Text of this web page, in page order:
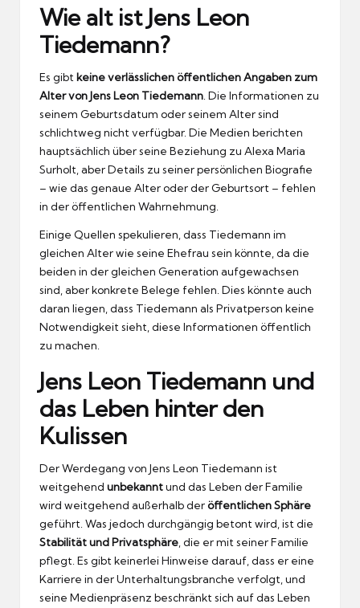
Wie alt ist Jens Leon
Tiedemann?
Es gibt keine verlässlichen öffentlichen Angaben zum
Alter von Jens Leon Tiedemann . Die Informationen zu
seinem Geburtsdatum oder seinem Alter sind
schlichtweg nicht verfügbar. Die Medien berichten
hauptsächlich über seine Beziehung zu Alexa Maria
Surholt, aber Details zu seiner persönlichen Biografie
– wie das genaue Alter oder der Geburtsort – fehlen
in der öffentlichen Wahrnehmung.
Einige Quellen spekulieren, dass Tiedemann im
gleichen Alter wie seine Ehefrau sein könnte, da die
beiden in der gleichen Generation aufgewachsen
sind, aber konkrete Belege fehlen. Dies könnte auch
daran liegen, dass Tiedemann als Privatperson keine
Notwendigkeit sieht, diese Informationen öffentlich
zu machen.
Jens Leon Tiedemann und
das Leben hinter den
Kulissen
Der Werdegang von Jens Leon Tiedemann ist
weitgehend unbekanntund das Leben der Familie
wird weitgehend außerhalb deröffentlichen Sphäre
geführt. Was jedoch durchgängig betont wird, ist die
Stabilität und Privatsphäre , die er mit seiner Familie
pflegt. Es gibt keinerlei Hinweise darauf, dass er eine
Karriere in der Unterhaltungsbranche verfolgt, und
seine Medienpräsenz beschränkt sich auf das Leben